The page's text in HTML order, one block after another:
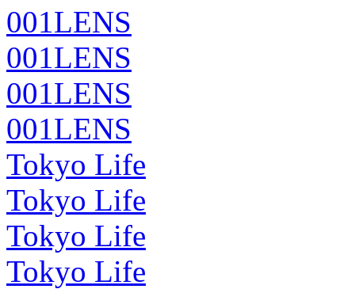
001LENS
001LENS
001LENS
001LENS
Tokyo Life
Tokyo Life
Tokyo Life
Tokyo Life